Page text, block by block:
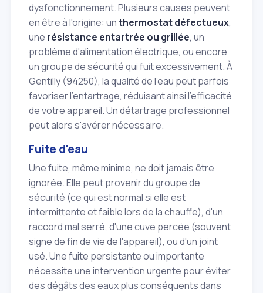
dysfonctionnement. Plusieurs causes peuvent
en être à l'origine: unthermostat défectueux,
une résistance entartrée ou grillée, un
problème d'alimentation électrique, ou encore
un groupe de sécurité qui fuit excessivement. À
Gentilly (94250), la qualité de l'eau peut parfois
favoriser l'entartrage, réduisant ainsi l'efficacité
de votre appareil. Un détartrage professionnel
peut alors s'avérer nécessaire.
Fuite d'eau
Une fuite, même minime, ne doit jamais être
ignorée. Elle peut provenir du groupe de
sécurité (ce qui est normal si elle est
intermittente et faible lors de la chauffe), d'un
raccord mal serré, d'une cuve percée (souvent
signe de fin de vie de l'appareil), ou d'un joint
usé. Une fuite persistante ou importante
nécessite une intervention urgente pour éviter
des dégâts des eaux plus conséquents dans